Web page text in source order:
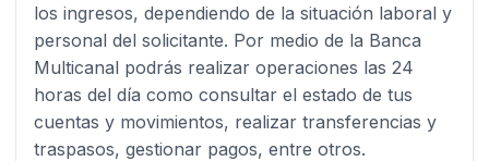
los ingresos, dependiendo de la situación laboral y
personal del solicitante. Por medio de la Banca
Multicanal podrás realizar operaciones las 24
horas del día como consultar el estado de tus
cuentas y movimientos, realizar transferencias y
traspasos, gestionar pagos, entre otros.